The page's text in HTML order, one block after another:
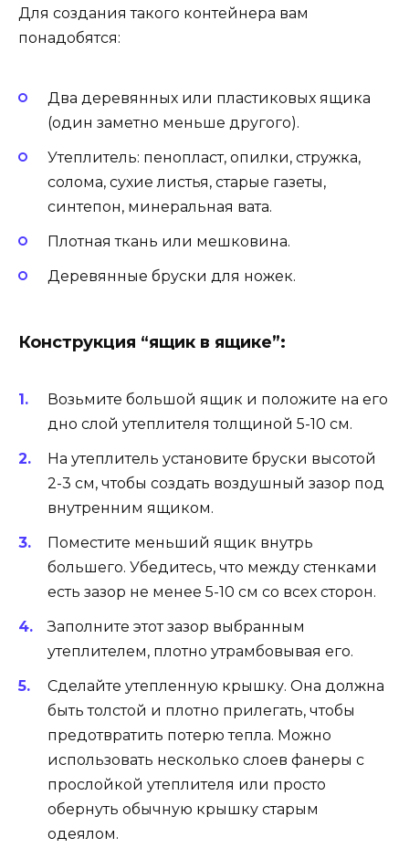
Для создания такого контейнера вам
понадобятся:
Два деревянных или пластиковых ящика
(один заметно меньше другого).
Утеплитель: пенопласт, опилки, стружка,
солома, сухие листья, старые газеты,
синтепон, минеральная вата.
Плотная ткань или мешковина.
Деревянные бруски для ножек.
Конструкция “ящик в ящике”:
Возьмите большой ящик и положите на его
дно слой утеплителя толщиной 5-10 см.
На утеплитель установите бруски высотой
2-3 см, чтобы создать воздушный зазор под
внутренним ящиком.
Поместите меньший ящик внутрь
большего. Убедитесь, что между стенками
есть зазор не менее 5-10 см со всех сторон.
Заполните этот зазор выбранным
утеплителем, плотно утрамбовывая его.
Сделайте утепленную крышку. Она должна
быть толстой и плотно прилегать, чтобы
предотвратить потерю тепла. Можно
использовать несколько слоев фанеры с
прослойкой утеплителя или просто
обернуть обычную крышку старым
одеялом.